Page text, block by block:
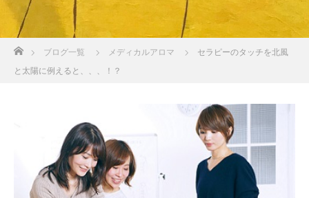
ブログ一覧 メディカルアロマ
セラピーのタッチを北風
と太陽に例えると、、、！？